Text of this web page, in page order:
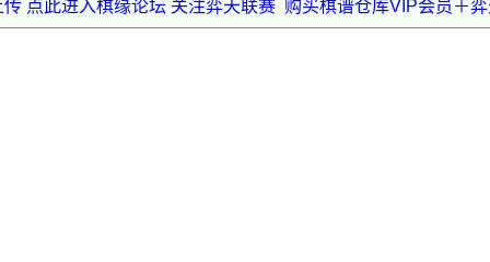
点此进入棋缘论坛 关注弈天联赛 购买棋谱仓库VIP会员＋